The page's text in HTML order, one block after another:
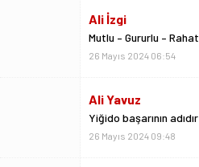
Ali İzgi
Mutlu – Gururlu – Rahat
26 Mayıs 2024 06:54
Ali Yavuz
Yiğido başarının adıdır
26 Mayıs 2024 09:48